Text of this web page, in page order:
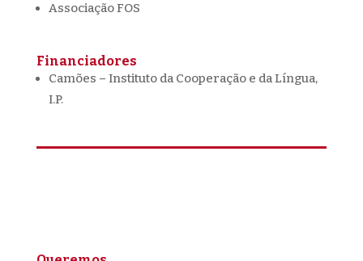
Associação FOS
Financiadores
Camões – Instituto da Cooperação e da Língua,
I.P.